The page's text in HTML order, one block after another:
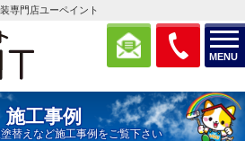
MENU
専門店ユーペイント
施工事例
替えなど施工事例をご覧下さい